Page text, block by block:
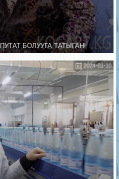
БОЛУУГА ТАТЫГАН!
2024-01-10